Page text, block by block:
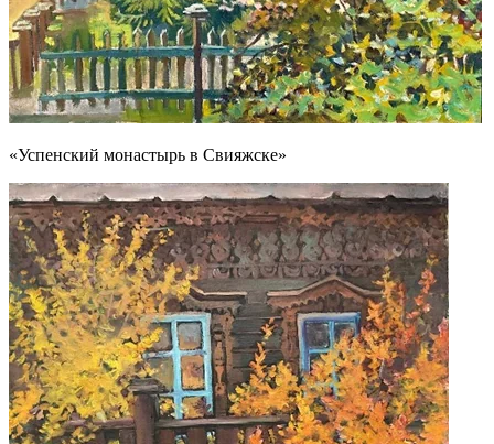
«Успенский монастырь в Свияжске»